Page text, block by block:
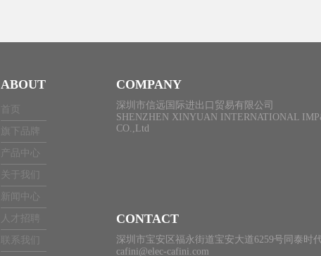
ABOUT
首页
旗下品牌
产品中心
关于我们
新闻中心
人才招聘
联系我们
COMPANY
深圳市信远国际进出口贸易有限公司
SHENZHEN XINYUAN INTERNATIONAL
CO.,Ltd
CONTACT
深圳市宝安区福永街道宝安大道6259号同泰时
cafini@elec-cafini.com